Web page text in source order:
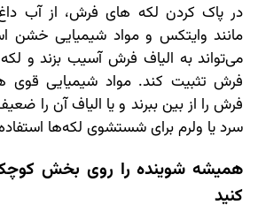
در پاک کردن لکه های فرش، از آب
مانند وایتکس و مواد شیمیایی خشن
می‌تواند به الیاف فرش آسیب بزند و
فرش تثبیت کند. مواد شیمیایی
فرش را از بین ببرند و یا الیاف آن را
سرد یا ولرم برای شستشوی لکه‌ها
همیشه شوینده را روی بخش
کنید